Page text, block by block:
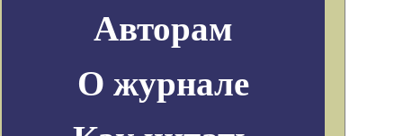
Авторам
О журнале